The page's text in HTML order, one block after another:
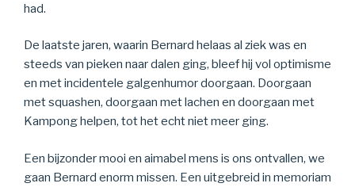
had.
De laatste jaren, waarin Bernard helaas al ziek was en
steeds van pieken naar dalen ging, bleef hij vol optimisme
en met incidentele galgenhumor doorgaan. Doorgaan
met squashen, doorgaan met lachen en doorgaan met
Kampong helpen, tot het echt niet meer ging.
Een bijzonder mooi en aimabel mens is ons ontvallen, we
gaan Bernard enorm missen. Een uitgebreid in memoriam